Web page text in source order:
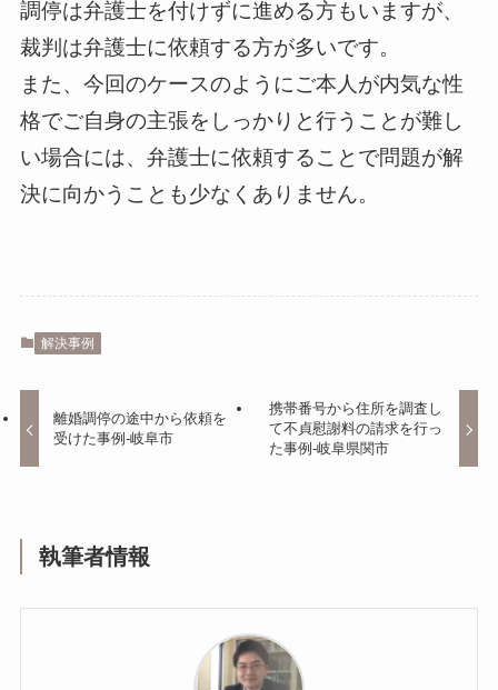
調停は弁護士を付けずに進める方もいますが、
裁判は弁護士に依頼する方が多いです。
また、今回のケースのようにご本人が内気な性
格でご自身の主張をしっかりと行うことが難し
い場合には、弁護士に依頼することで問題が解
決に向かうことも少なくありません。
解決事例
離婚調停の途中から依頼を
受けた事例-岐阜市
携帯番号から住所を調査し
て不貞慰謝料の請求を行っ
た事例-岐阜県関市
執筆者情報